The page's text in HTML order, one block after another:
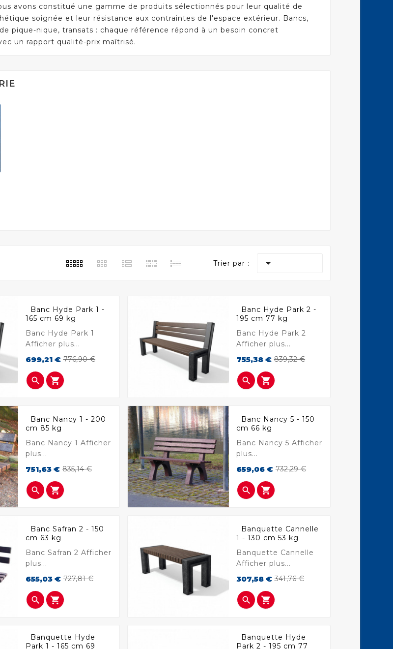
avons constitué une gamme de produits sélectionnés pour leur qualité de
soignée et leur résistance aux contraintes de l'espace extérieur. Bancs,
pique-nique, transats : chaque référence répond à un besoin concret
un rapport qualité-prix maîtrisé.
Trier par : 
Banc Hyde Park 1 -
165 cm 69 kg
Banc Hyde Park 1
Afficher plus...
699,21 € 776,90 €
 
Banc Hyde Park 2 -
195 cm 77 kg
Banc Hyde Park 2
Afficher plus...
755,38 € 839,32 €
 
Banc Nancy 1 - 200
cm 85 kg
Banc Nancy 1 Afficher
plus...
751,63 € 835,14 €
 
Banc Nancy 5 - 150
cm 66 kg
Banc Nancy 5 Afficher
plus...
659,06 € 732,29 €
 
Banc Safran 2 - 150
cm 63 kg
Banc Safran 2 Afficher
plus...
655,03 € 727,81 €
 
Banquette Cannelle
1 - 130 cm 53 kg
Banquette Cannelle
Afficher plus...
307,58 € 341,76 €
 
Banquette Hyde
Park 1 - 165 cm 69
Banquette Hyde
Park 2 - 195 cm 77